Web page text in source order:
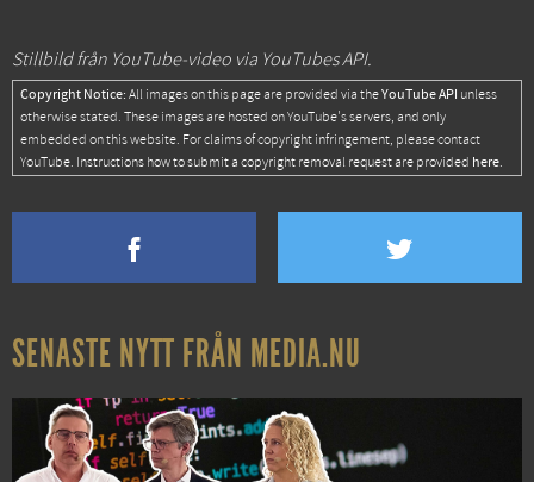
Stillbild från YouTube-video via YouTubes API.
Copyright Notice: All images on this page are provided via theYouTube API unless
otherwise stated. These images are hosted on YouTube's servers, and only
embedded on this website. For claims of copyright infringement, please contact
YouTube. Instructions how to submit a copyright removal request are provided here.
SENASTE NYTT FRÅN MEDIA.NU